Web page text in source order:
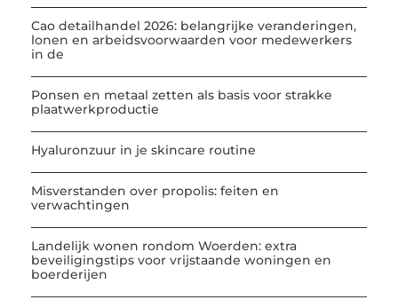
Cao detailhandel 2026: belangrijke veranderingen,
lonen en arbeidsvoorwaarden voor medewerkers
in de
Ponsen en metaal zetten als basis voor strakke
plaatwerkproductie
Hyaluronzuur in je skincare routine
Misverstanden over propolis: feiten en
verwachtingen
Landelijk wonen rondom Woerden: extra
beveiligingstips voor vrijstaande woningen en
boerderijen